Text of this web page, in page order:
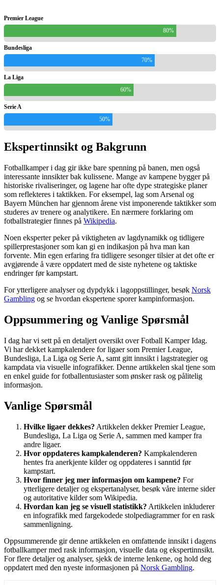
Premier League
80%
Bundesliga
70%
La Liga
60%
Serie A
50%
Ekspertinnsikt og Bakgrunn
Fotballkamper i dag gir ikke bare spenning på banen, men også
interessante innsikter bak kulissene. Mange av kampene bygger på
historiske rivaliseringer, og lagene har ofte dype strategiske planer
som reflekteres i taktikken. For eksempel, lag som Arsenal og
Bayern München har gjennom årene vist imponerende taktikker som
studeres av trenere og analytikere. En nærmere forklaring om
fotballstrategier finnes på Wikipedia.
Noen eksperter peker på viktigheten av lagdynamikk og tidligere
spillerprestasjoner som kan gi en indikasjon på hva man kan
forvente. Min egen erfaring fra tidligere sesonger tilsier at det ofte er
avgjørende å være oppdatert med de siste nyhetene og taktiske
endringer før kampstart.
For ytterligere analyser og dypdykk i lagoppstillinger, besøk Norsk
Gambling og se hvordan ekspertene sporer kampinformasjon.
Oppsummering og Vanlige Spørsmål
I dag har vi sett på en detaljert oversikt over Fotball Kamper Idag.
Vi har dekket kampkalendere for ligaer som Premier League,
Bundesliga, La Liga og Serie A, samt gitt innsikt i lagstrategier og
kampdata via visuelle infografikker. Denne artikkelen skal tjene som
en enkel guide for fotballentusiaster som ønsker rask og pålitelig
informasjon.
Vanlige Spørsmål
Hvilke ligaer dekkes? Artikkelen dekker Premier League,
Bundesliga, La Liga og Serie A, sammen med kamper fra
andre ligaer.
Hvor oppdateres kampkalenderen? Kampkalenderen
hentes fra anerkjente kilder og oppdateres i sanntid før
kampstart.
Hvor finner jeg mer informasjon om kampene? For
ytterligere detaljer og ekspertanalyser, besøk våre interne sider
og autoritative kilder som Wikipedia.
Hvordan kan jeg se visuell statistikk? Artikkelen inkluderer
en infografikk med fargekodede stolpediagrammer for en rask
sammenligning.
Oppsummerende gir denne artikkelen en omfattende innsikt i dagens
fotballkamper med rask informasjon, visuelle data og ekspertinnsikt.
For flere detaljer og analyser, sjekk de interne lenkene, og hold deg
oppdatert med den nyeste informasjonen på Norsk Gambling.